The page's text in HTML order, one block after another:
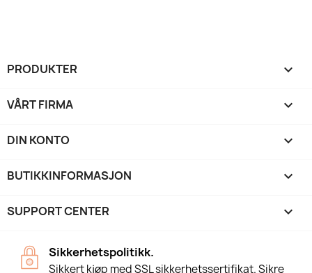
PRODUKTER 
VÅRT FIRMA 
DIN KONTO 
BUTIKKINFORMASJON keyboard_arrow_down
SUPPORT CENTER 
Sikkerhetspolitikk.
Sikkert kjøp med SSL sikkerhetssertifikat. Sikre